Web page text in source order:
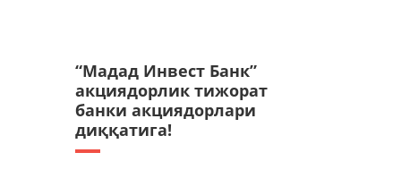
“Мадад Инвест Банк”
акциядорлик тижорат
банки акциядорлари
диққатига!